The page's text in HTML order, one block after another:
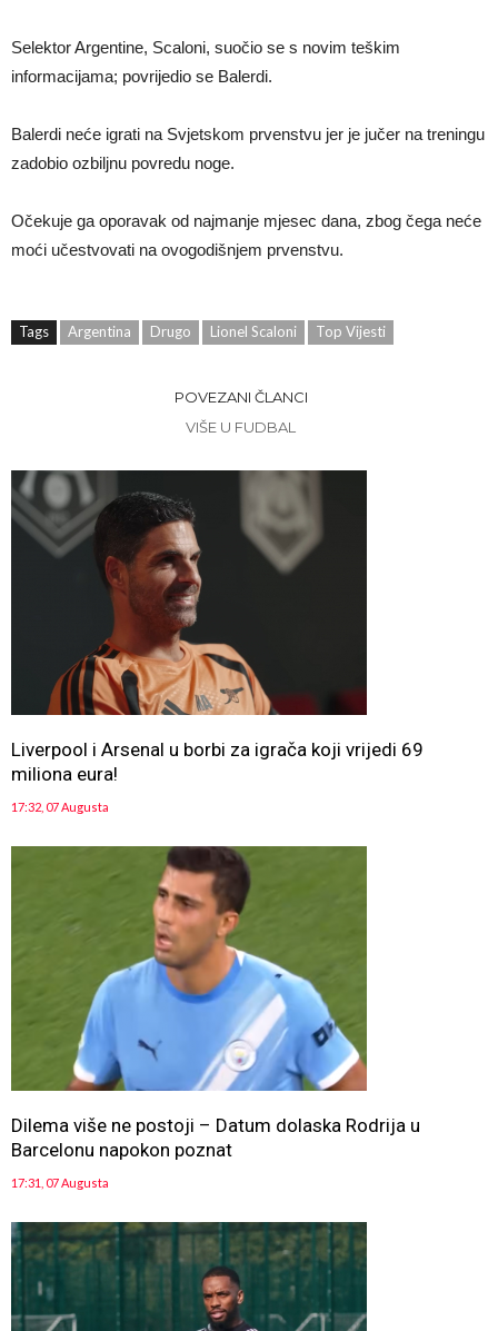
Selektor Argentine, Scaloni, suočio se s novim teškim
informacijama; povrijedio se Balerdi.
Balerdi neće igrati na Svjetskom prvenstvu jer je jučer na treningu
zadobio ozbiljnu povredu noge.
Očekuje ga oporavak od najmanje mjesec dana, zbog čega neće
moći učestvovati na ovogodišnjem prvenstvu.
Tags Argentina Drugo Lionel Scaloni Top Vijesti
POVEZANI ČLANCI
VIŠE U FUDBAL
Liverpool i Arsenal u borbi za igrača koji vrijedi 69
miliona eura!
17:32, 07 Augusta
Dilema više ne postoji – Datum dolaska Rodrija u
Barcelonu napokon poznat
17:31, 07 Augusta